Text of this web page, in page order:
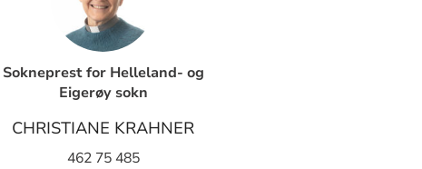
Sokneprest for Helleland- og
Eigerøy sokn
CHRISTIANE KRAHNER
462 75 485